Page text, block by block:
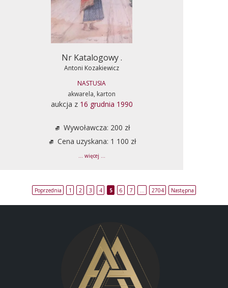
Nr Katalogowy .
Antoni Kozakiewicz
NASTUSIA
akwarela, karton
aukcja z 16 grudnia 1990
Wywoławcza: 200 zł
Cena uzyskana: 1 100 zł
... więcej ...
Poprzednia 1 2 3 4 5 6 7 2704 Następna